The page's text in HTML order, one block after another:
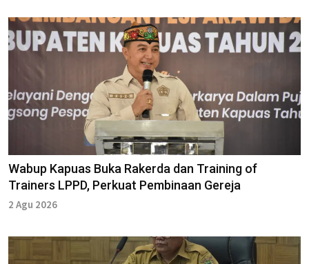
Wabup Kapuas Buka Rakerda dan Training of
Trainers LPPD, Perkuat Pembinaan Gereja
2 Agu 2026